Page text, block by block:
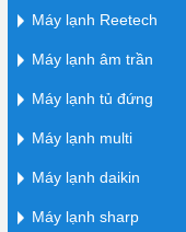
Máy lạnh Reetech
Máy lạnh âm trần
Máy lạnh tủ đứng
Máy lạnh multi
Máy lạnh daikin
Máy lạnh sharp